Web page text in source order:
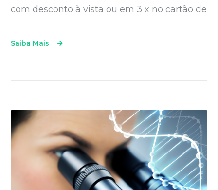
com desconto à vista ou em 3 x no cartão de
Saiba Mais